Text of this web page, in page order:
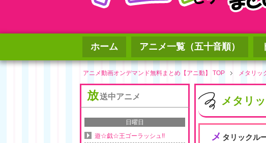
ホーム アニメ一覧（五十音順）
アニメ動画オンデマンド無料まとめ【アニ動】 TOP メタリッ
メタリ
メ タリックル
放送中アニメ
日曜日
遊☆戯☆王ゴーラッシュ!!